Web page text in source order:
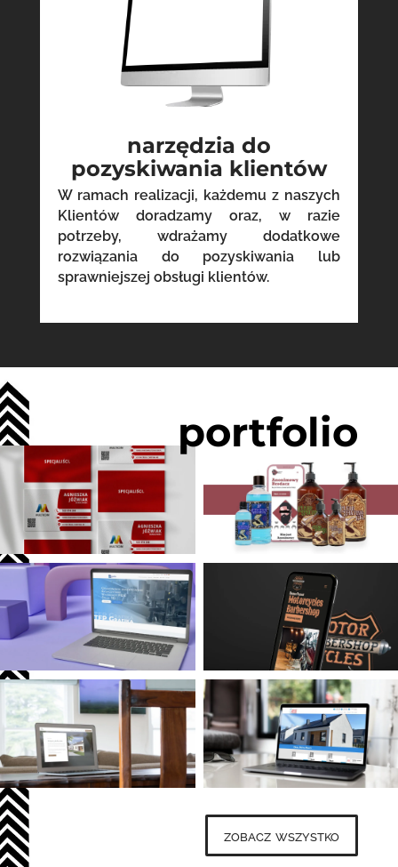
narzędzia do
pozyskiwania klientów
W ramach realizacji, każdemu z naszych
Klientów doradzamy oraz, w razie
potrzeby, wdrażamy dodatkowe
rozwiązania do pozyskiwania lub
sprawniejszej obsługi klientów.
portfolio
zobacz wszystko